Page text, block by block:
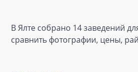
В Ялте собрано 14 заведений
сравнить фотографии, цены,